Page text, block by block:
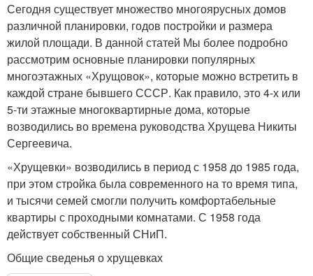
Сегодня существует множество многоярусных домов
различной планировки, годов постройки и размера
жилой площади. В данной статей Мы более подробно
рассмотрим основные планировки популярных
многоэтажных «Хрущовок», которые можно встретить в
каждой стране бывшего СССР. Как правило, это 4-х или
5-ти этажные многоквартирные дома, которые
возводились во времена руководства Хрущева Никиты
Сергеевича.
«Хрущевки» возводились в период с 1958 до 1985 года,
при этом стройка была современного на то время типа,
и тысячи семей смогли получить комфортабельные
квартиры с проходными комнатами. С 1958 года
действует собственный СНиП.
Общие сведенья о хрущевках